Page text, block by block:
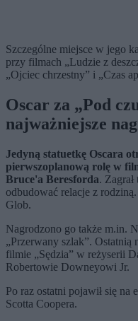
Szczególne miejsce w jego
przy filmach „Ludzie z
„Ojciec chrzestny” i „Czas
Oscar za „Pod
najważniejsze
Jedyną statuetkę Oscara
pierwszoplanową rolę w
Bruce'a Beresforda.
odbudować relacje z
Glob.
Nagrodzono go także m.in.
„Przerwany szlak”. Ostatnią
filmie „Sędzia” w reżyserii
Robertowie Downeyowi Jr.
Po raz ostatni pojawił się
Scotta Coopera.